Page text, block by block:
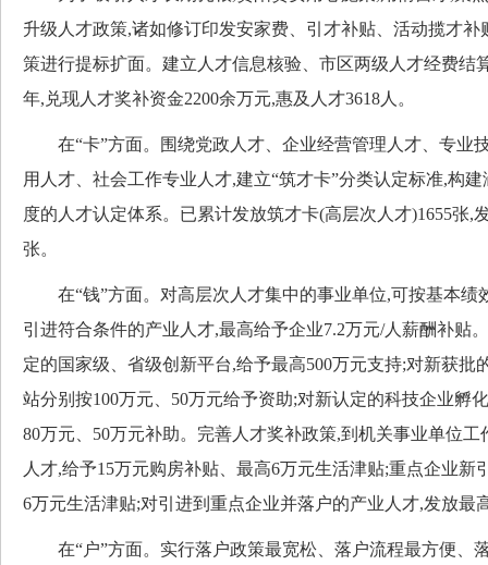
升级人才政策,诸如修订印发安家费、引才补贴、活动揽才补
策进行提标扩面。建立人才信息核验、市区两级人才经费结
年,兑现人才奖补资金2200余万元,惠及人才3618人。
在“卡”方面。围绕党政人才、企业经营管理人才、专业
用人才、社会工作专业人才,建立“筑才卡”分类认定标准,构
度的人才认定体系。已累计发放筑才卡(高层次人才)1655张,
张。
在“钱”方面。对高层次人才集中的事业单位,可按基本绩
引进符合条件的产业人才,最高给予企业7.2万元/人薪酬补贴
定的国家级、省级创新平台,给予最高500万元支持;对新获批
站分别按100万元、50万元给予资助;对新认定的科技企业孵
80万元、50万元补助。完善人才奖补政策,到机关事业单位
人才,给予15万元购房补贴、最高6万元生活津贴;重点企业新
6万元生活津贴;对引进到重点企业并落户的产业人才,发放最
在“户”方面。实行落户政策最宽松、落户流程最方便、